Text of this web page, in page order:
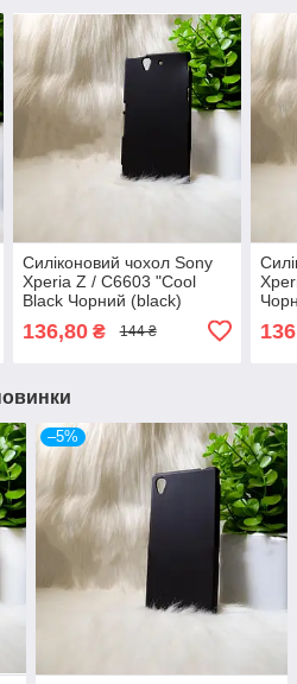
Силіконовий чохол Sony
Xperia Z / C6603 "Cool
Black Чорний (black)
136,80₴ 144 ₴
–5%